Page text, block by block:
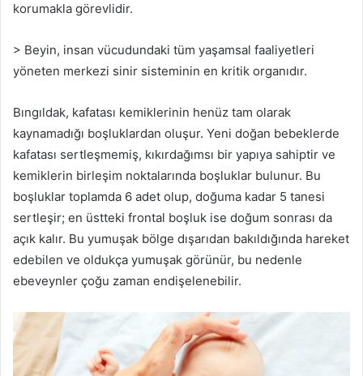
korumakla görevlidir.
> Beyin, insan vücudundaki tüm yaşamsal faaliyetleri
yöneten merkezi sinir sisteminin en kritik organıdır.
Bıngıldak, kafatası kemiklerinin henüz tam olarak
kaynamadığı boşluklardan oluşur. Yeni doğan bebeklerde
kafatası sertleşmemiş, kıkırdağımsı bir yapıya sahiptir ve
kemiklerin birleşim noktalarında boşluklar bulunur. Bu
boşluklar toplamda 6 adet olup, doğuma kadar 5 tanesi
sertleşir; en üstteki frontal boşluk ise doğum sonrası da
açık kalır. Bu yumuşak bölge dışarıdan bakıldığında hareket
edebilen ve oldukça yumuşak görünür, bu nedenle
ebeveynler çoğu zaman endişelenebilir.